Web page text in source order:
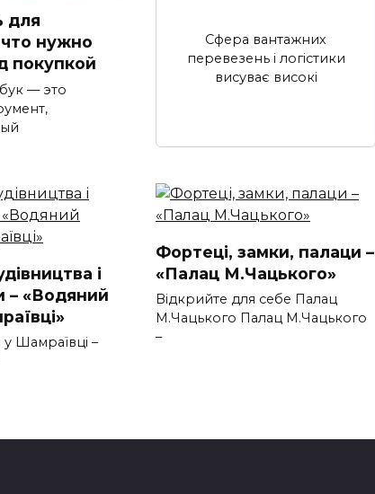
для
нужно
покупкой
— это
Сфера вантажних
перевезень і логістики
висуває високі
і
– «Водяний
Шамраївці –
Фортеці, замки, палаци –
«Палац М.Чацького»
Відкрийте для себе Палац
М.Чацького Палац М.Чацького
–